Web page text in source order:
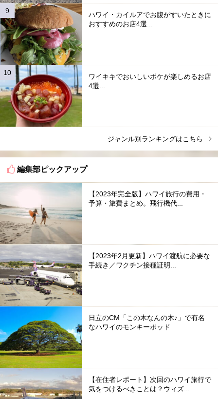
ハワイ・カイルアでお腹がすいたときに
おすすめのお店4選...
ワイキキでおいしいポケが楽しめるお店
4選...
ジャンル別ランキングはこちら
編集部ピックアップ
【2023年完全版】ハワイ旅行の費用・
予算・旅費まとめ。飛行機代...
【2023年2月更新】ハワイ渡航に必要な
手続き／ワクチン接種証明...
日立のCM「この木なんの木♪」で有名
なハワイのモンキーポッド
【在住者レポート】次回のハワイ旅行で
気をつけるべきことは？ウィズ...